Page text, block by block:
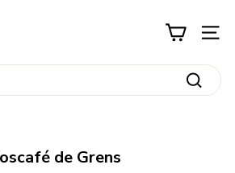
de Grens